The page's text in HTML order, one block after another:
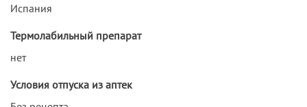
Испания
Термолабильный препарат
нет
Условия отпуска из аптек